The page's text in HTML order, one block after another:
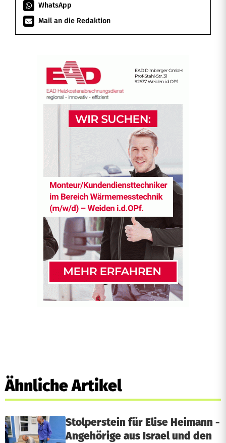
WhatsApp
Mail an die Redaktion
Ähnliche Artikel
Stolperstein für Elise Heimann -
Angehörige aus Israel und den